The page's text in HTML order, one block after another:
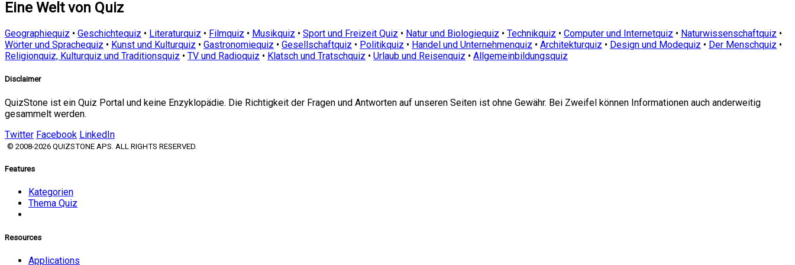
Eine Welt von Quiz
Geographiequiz • Geschichtequiz • Literaturquiz • Filmquiz • Musikquiz • Sport und Freizeit Quiz • Natur und Biologiequiz • Technikquiz • Computer und Internetquiz • Naturwissenschaftquiz •
Wörter und Sprachequiz • Kunst und Kulturquiz • Gastronomiequiz • Gesellschaftquiz • Politikquiz • Handel und Unternehmenquiz • Architekturquiz • Design und Modequiz • Der Menschquiz •
Religionquiz, Kulturquiz und Traditionsquiz • TV und Radioquiz • Klatsch und Tratschquiz • Urlaub und Reisenquiz • Allgemeinbildungsquiz
Disclaimer
QuizStone ist ein Quiz Portal und keine Enzyklopädie. Die Richtigkeit der Fragen und Antworten auf unseren Seiten ist ohne Gewähr. Bei Zweifel können Informationen auch anderweitig
gesammelt werden.
Twitter Facebook LinkedIn
© 2008-2026 QUIZSTONE APS. ALL RIGHTS RESERVED.
Features
Kategorien
Thema Quiz
Resources
Applications